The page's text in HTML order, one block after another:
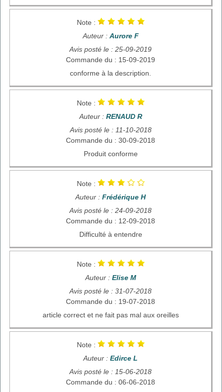
Note :
Auteur : Aurore F
Avis posté le : 25-09-2019
Commande du : 15-09-2019
conforme à la description.
Note :
Auteur : RENAUD R
Avis posté le : 11-10-2018
Commande du : 30-09-2018
Produit conforme
Note :
Auteur : Frédérique H
Avis posté le : 24-09-2018
Commande du : 12-09-2018
Difficulté à entendre
Note :
Auteur : Elise M
Avis posté le : 31-07-2018
Commande du : 19-07-2018
article correct et ne fait pas mal aux oreilles
Note :
Auteur : Edirce L
Avis posté le : 15-06-2018
Commande du : 06-06-2018